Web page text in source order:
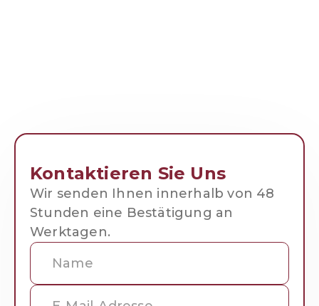
Kontaktieren Sie Uns
Wir senden Ihnen innerhalb von 48
Stunden eine Bestätigung an
Werktagen.